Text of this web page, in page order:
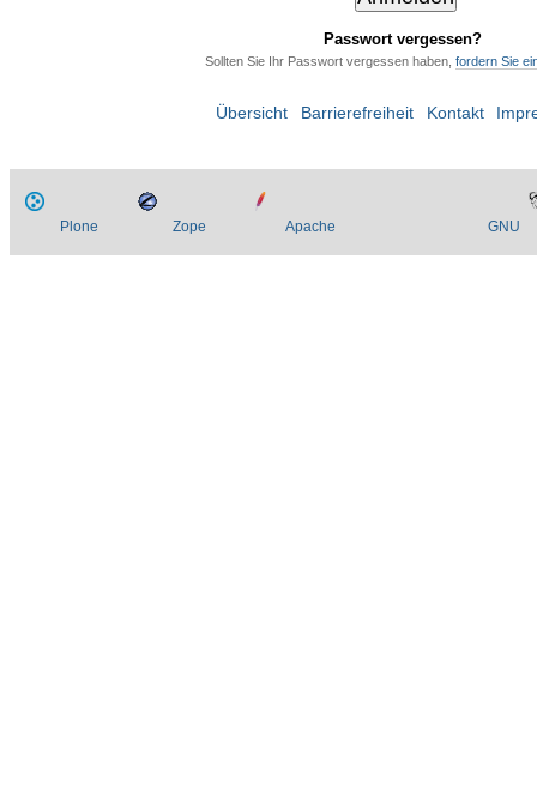
Passwort vergessen?
Sollten Sie Ihr Passwort vergessen haben, fordern Sie
Übersicht Barrierefreiheit Kontakt
Plone Zope Apache GNU